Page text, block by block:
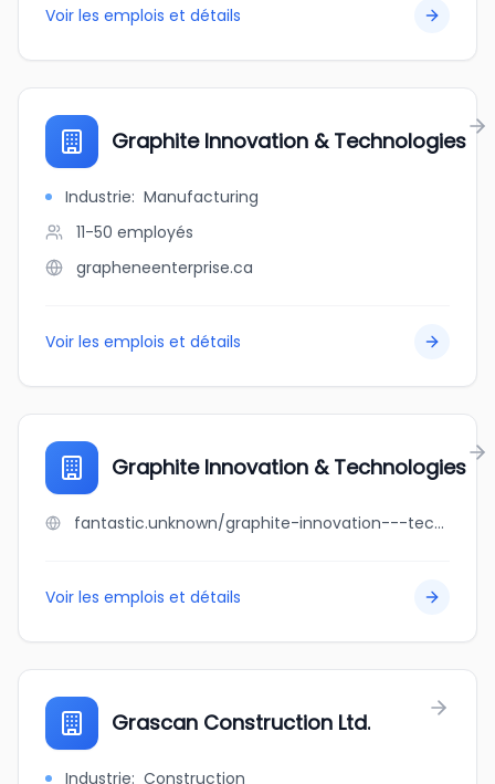
Voir les emplois et détails
Graphite Innovation & Technologies
Industrie: Manufacturing
11-50 employés
grapheneenterprise.ca
Voir les emplois et détails
Graphite Innovation & Technologies
fantastic.unknown/graphite-innovation---technologies
Voir les emplois et détails
Grascan Construction Ltd.
Industrie: Construction